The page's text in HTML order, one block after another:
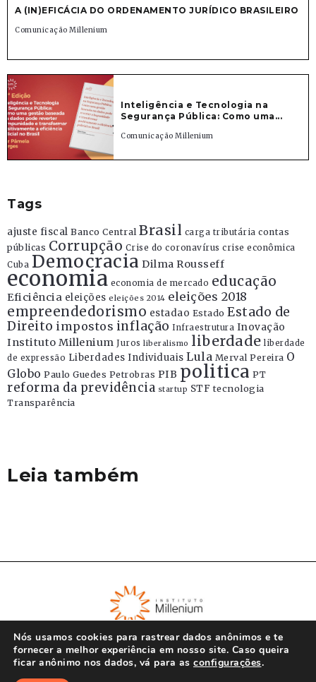
A (IN)EFICÁCIA DO ORDENAMENTO JURÍDICO BRASILEIRO
Comunicação Millenium
Inteligência e Tecnologia na
Segurança Pública: Como uma...
Comunicação Millenium
Tags
ajuste fiscal Banco Central Brasil carga tributária contas
públicas Corrupção Crise do coronavírus crise econômica
Cuba Democracia Dilma Rousseff
economia economia de mercado educação
Eficiência eleições eleições 2014 eleições 2018
empreendedorismo estadao Estado Estado de
Direito impostos inflação Infraestrutura Inovação
Instituto Millenium Juros liberalismo liberdade liberdade
de expressão Liberdades Individuais Lula Merval Pereira O
Globo Paulo Guedes Petrobras PIB politica PT
reforma da previdência startup STF tecnologia
Transparência
Leia também
Nós usamos cookies para rastrear dados anônimos e te
fornecer a melhor experiência em nosso site. Caso queira
ficar anônimo nos dados, vá para as configurações.